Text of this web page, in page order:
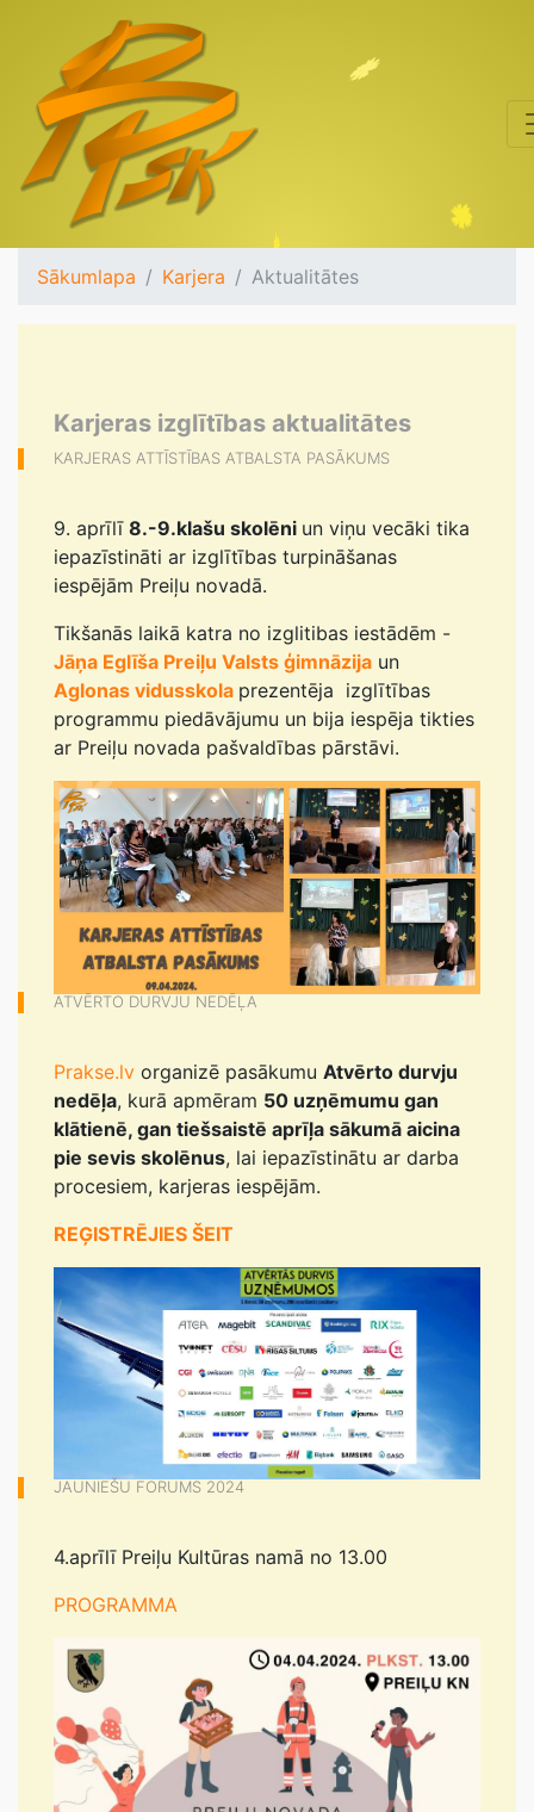
Sākumlapa Karjera Aktualitātes
Karjeras izglītības aktualitātes
KARJERAS ATTĪSTĪBAS ATBALSTA PASĀKUMS
9. aprīlī 8.-9.klašu skolēni un viņu vecāki tika
iepazīstināti ar izglītības turpināšanas
iespējām Preiļu novadā.
Tikšanās laikā katra no izglitibas iestādēm -
Jāņa Eglīša Preiļu Valsts ģimnāzija un
Aglonas vidusskola prezentēja izglītības
programmu piedāvājumu un bija iespēja tikties
ar Preiļu novada pašvaldības pārstāvi.
ATVĒRTO DURVJU NEDĒĻA
Prakse.lv organizē pasākumu Atvērto durvju
nedēļa, kurā apmēram 50 uzņēmumu gan
klātienē, gan tiešsaistē aprīļa sākumā aicina
pie sevis skolēnus, lai iepazīstinātu ar darba
procesiem, karjeras iespējām.
REĢISTRĒJIES ŠEIT
JAUNIEŠU FORUMS 2024
4.aprīlī Preiļu Kultūras namā no 13.00
PROGRAMMA